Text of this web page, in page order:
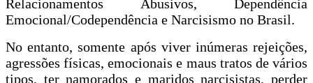
Relacionamentos Abusivos, Dependência
Emocional/Codependência e Narcisismo no Brasil.
No entanto, somente após viver inúmeras rejeições,
agressões físicas, emocionais e maus tratos de vários
tipos, ter namorados e maridos narcisistas, perder